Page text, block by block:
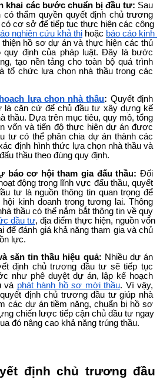
khai các bước chuẩn bị đầu tư: Sau
thẩm quyền quyết định chủ trương
cơ sở để tiếp tục thực hiện các công
nghiên cứu khả thi hoặc báo cáo kinh
thiện hồ sơ dự án và thực hiện các thủ
quy định của pháp luật. Đây là bước
tạo nền tảng cho toàn bộ quá trình
tổ chức lựa chọn nhà thầu trong các
lựa chọn nhà thầu: Quyết định
là căn cứ để chủ đầu tư xây dựng kế
thầu. Dựa trên mục tiêu, quy mô, tổng
vốn và tiến độ thực hiện dự án được
tư có thể phân chia dự án thành các
định hình thức lựa chọn nhà thầu và
thầu theo đúng quy định.
báo cơ hội tham gia đấu thầu: Đối
động trong lĩnh vực đấu thầu, quyết
tư là nguồn thông tin quan trọng để
kinh doanh trong tương lai. Thông
thầu có thể nắm bắt thông tin về quy
đầu tư, địa điểm thực hiện, nguồn vốn
để đánh giá khả năng tham gia và chủ
lực.
săn tin thầu hiệu quả: Nhiều dự án
định chủ trương đầu tư sẽ tiếp tục
như phê duyệt dự án, lập kế hoạch
và phát hành hồ sơ mời thầu. Vì vậy,
định chủ trương đầu tư giúp nhà
các dự án tiềm năng, chuẩn bị hồ sơ
chiến lược tiếp cận chủ đầu tư ngay
đó nâng cao khả năng trúng thầu.
định chủ trương đầu